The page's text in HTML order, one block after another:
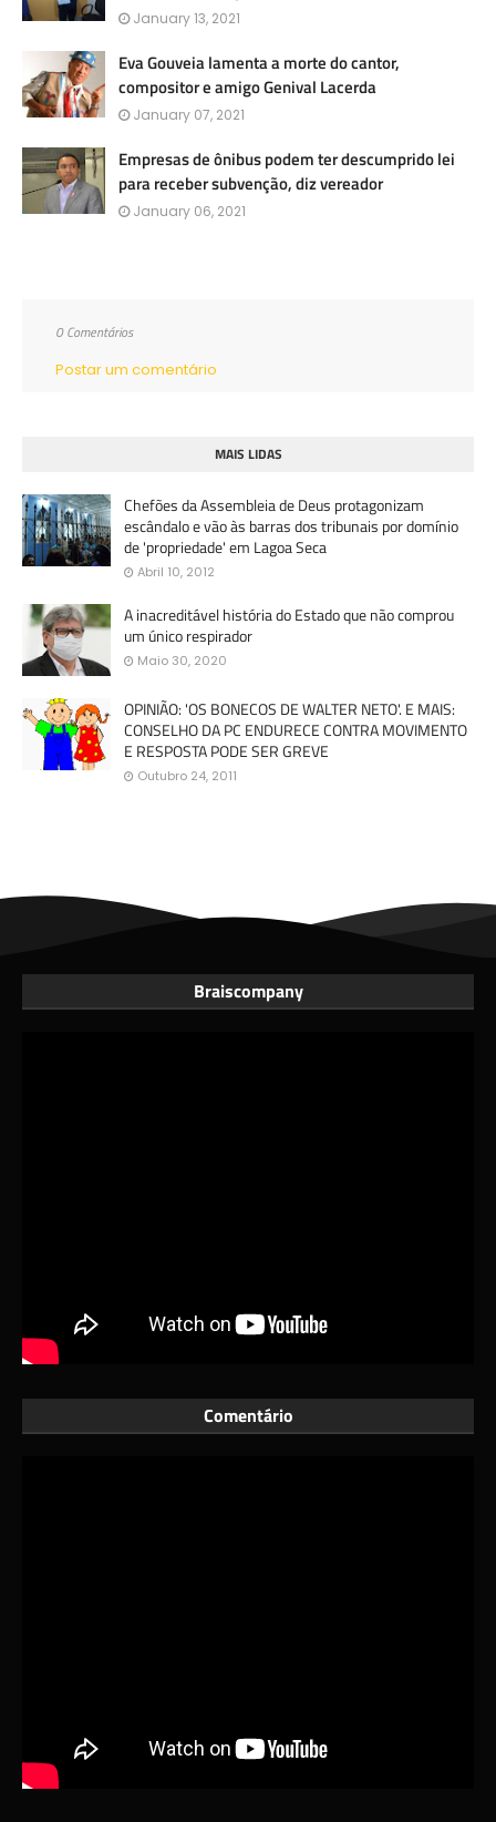
January 13, 2021
Eva Gouveia lamenta a morte do cantor,
compositor e amigo Genival Lacerda
January 07, 2021
Empresas de ônibus podem ter descumprido lei
para receber subvenção, diz vereador
January 06, 2021
0 Comentários
Postar um comentário
MAIS LIDAS
Chefões da Assembleia de Deus protagonizam
escândalo e vão às barras dos tribunais por domínio
de 'propriedade' em Lagoa Seca
Abril 10, 2012
A inacreditável história do Estado que não comprou
um único respirador
Maio 30, 2020
OPINIÃO: 'OS BONECOS DE WALTER NETO'. E MAIS:
CONSELHO DA PC ENDURECE CONTRA MOVIMENTO
E RESPOSTA PODE SER GREVE
Outubro 24, 2011
Braiscompany
Comentário